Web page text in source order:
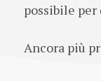
possibile per
Ancora più